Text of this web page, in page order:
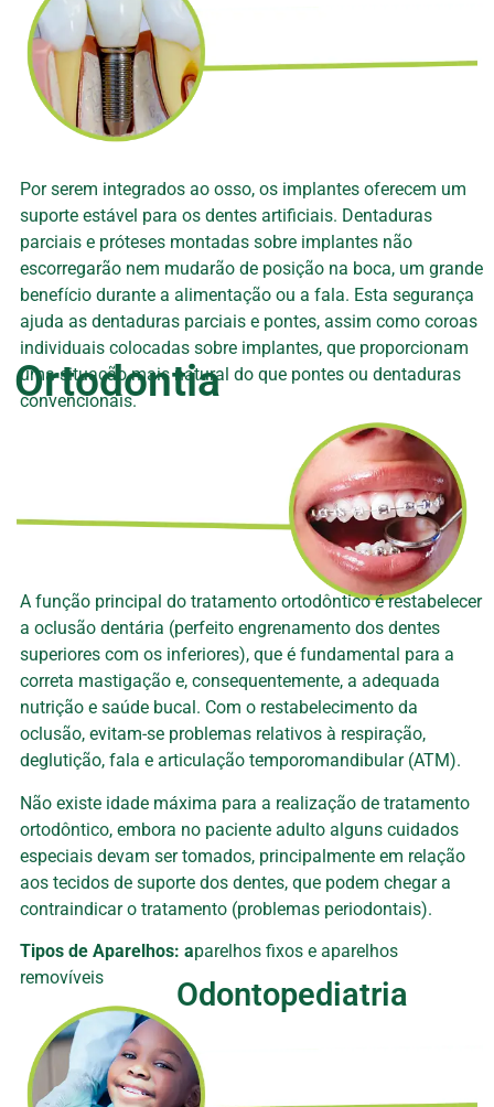
Por serem integrados ao osso, os implantes oferecem um
suporte estável para os dentes artificiais. Dentaduras
parciais e próteses montadas sobre implantes não
escorregarão nem mudarão de posição na boca, um grande
benefício durante a alimentação ou a fala. Esta segurança
ajuda as dentaduras parciais e pontes, assim como coroas
individuais colocadas sobre implantes, que proporcionam
uma situação mais natural do que pontes ou dentaduras
convencionais.
A função principal do tratamento ortodôntico é restabelecer
a oclusão dentária (perfeito engrenamento dos dentes
superiores com os inferiores), que é fundamental para a
correta mastigação e, consequentemente, a adequada
nutrição e saúde bucal. Com o restabelecimento da
oclusão, evitam-se problemas relativos à respiração,
deglutição, fala e articulação temporomandibular (ATM).
Não existe idade máxima para a realização de tratamento
ortodôntico, embora no paciente adulto alguns cuidados
especiais devam ser tomados, principalmente em relação
aos tecidos de suporte dos dentes, que podem chegar a
contraindicar o tratamento (problemas periodontais).
Tipos de Aparelhos: aparelhos fixos e aparelhos
removíveis
Ortodontia
Odontopediatria